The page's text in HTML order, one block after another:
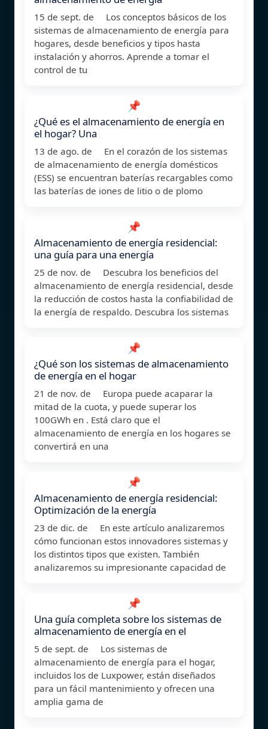
15 de sept. de Los conceptos básicos de los
sistemas de almacenamiento de energía para
hogares, desde beneficios y tipos hasta
instalación y ahorros. Aprende a tomar el
control de tu
📌
¿Qué es el almacenamiento de energía en
el hogar? Una
13 de ago. de En el corazón de los sistemas
de almacenamiento de energía domésticos
(ESS) se encuentran baterías recargables como
las baterías de iones de litio o de plomo
📌
Almacenamiento de energía residencial:
una guía para una energía
25 de nov. de Descubra los beneficios del
almacenamiento de energía residencial, desde
la reducción de costos hasta la confiabilidad de
la energía de respaldo. Descubra los sistemas
📌
¿Qué son los sistemas de almacenamiento
de energía en el hogar
21 de nov. de Europa puede acaparar la
mitad de la cuota, y puede superar los
100GWh en . Está claro que el
almacenamiento de energía en los hogares se
convertirá en una
📌
Almacenamiento de energía residencial:
Optimización de la energía
23 de dic. de En este artículo analizaremos
cómo funcionan estos innovadores sistemas y
los distintos tipos que existen. También
analizaremos su impresionante capacidad de
📌
Una guía completa sobre los sistemas de
almacenamiento de energía en el
5 de sept. de Los sistemas de
almacenamiento de energía para el hogar,
incluidos los de Luxpower, están diseñados
para un fácil mantenimiento y ofrecen una
amplia gama de